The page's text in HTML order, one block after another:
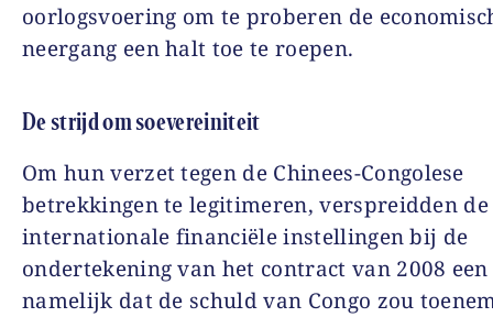
oorlogsvoering om te proberen de
neergang een halt toe te roepen.
De strijd om soevereiniteit
Om hun verzet tegen de Chinees-Congolese
betrekkingen te legitimeren, verspreidden de
internationale financiële instellingen bij de
ondertekening van het contract van 2008
namelijk dat de schuld van Congo zou